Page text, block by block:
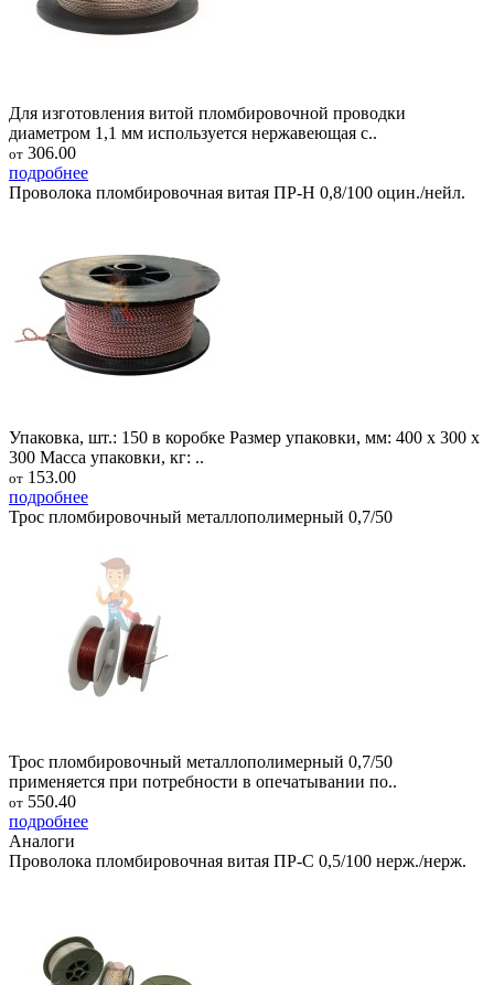
Для изготовления витой пломбировочной проводки
диаметром 1,1 мм используется нержавеющая с..
от 306.00
подробнее
Проволока пломбировочная витая ПР-Н 0,8/100 оцин./нейл.
Упаковка, шт.: 150 в коробке Размер упаковки, мм: 400 х 300 х
300 Масса упаковки, кг: ..
от 153.00
подробнее
Трос пломбировочный металлополимерный 0,7/50
Трос пломбировочный металлополимерный 0,7/50
применяется при потребности в опечатывании по..
от 550.40
подробнее
Аналоги
Проволока пломбировочная витая ПР-С 0,5/100 нерж./нерж.